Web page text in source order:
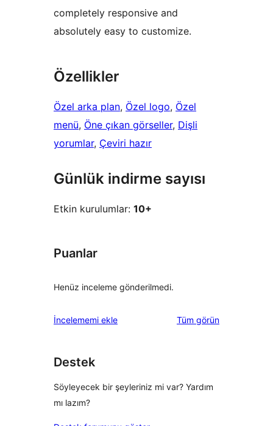
completely responsive and
absolutely easy to customize.
Özellikler
Özel arka plan, Özel logo, Özel
menü, Öne çıkan görseller, Dişli
yorumlar, Çeviri hazır
Günlük indirme sayısı
Etkin kurulumlar: 10+
Puanlar
Henüz inceleme gönderilmedi.
İncelememi ekle Tüm değerlendirmeleri
görün
Destek
Söyleyecek bir şeyleriniz mi var? Yardım
mı lazım?